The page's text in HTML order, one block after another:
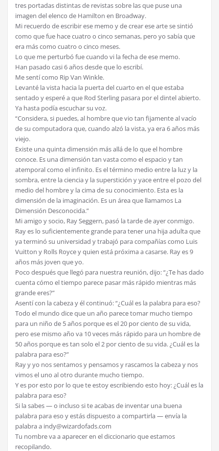
tres portadas distintas de revistas sobre las que puse una
imagen del elenco de Hamilton en Broadway.
Mi recuerdo de escribir ese memo y de crear ese arte se sintió
como que fue hace cuatro o cinco semanas, pero yo sabía que
era más como cuatro o cinco meses.
Lo que me perturbó fue cuando vi la fecha de ese memo.
Han pasado casi 6 años desde que lo escribí.
Me sentí como Rip Van Winkle.
Levanté la vista hacia la puerta del cuarto en el que estaba
sentado y esperé a que Rod Sterling pasara por el dintel abierto.
Ya hasta podía escuchar su voz.
“Considera, si puedes, al hombre que vio tan fijamente al vacío
de su computadora que, cuando alzó la vista, ya era 6 años más
viejo.
Existe una quinta dimensión más allá de lo que el hombre
conoce. Es una dimensión tan vasta como el espacio y tan
atemporal como el infinito. Es el término medio entre la luz y la
sombra, entre la ciencia y la superstición y yace entre el pozo del
medio del hombre y la cima de su conocimiento. Esta es la
dimensión de la imaginación. Es un área que llamamos La
Dimensión Desconocida.”
Mi amigo y socio, Ray Seggern, pasó la tarde de ayer conmigo.
Ray es lo suficientemente grande para tener una hija adulta que
ya terminó su universidad y trabajó para compañías como Luis
Vuitton y Rolls Royce y quien está próxima a casarse. Ray es 9
años más joven que yo.
Poco después que llegó para nuestra reunión, dijo: “¿Te has dado
cuenta cómo el tiempo parece pasar más rápido mientras más
grande eres?”
Asentí con la cabeza y él continuó: “¿Cuál es la palabra para eso?
Todo el mundo dice que un año parece tomar mucho tiempo
para un niño de 5 años porque es el 20 por ciento de su vida,
pero ese mismo año va 10 veces más rápido para un hombre de
50 años porque es tan solo el 2 por ciento de su vida. ¿Cuál es la
palabra para eso?”
Ray y yo nos sentamos y pensamos y rascamos la cabeza y nos
vimos el uno al otro durante mucho tiempo.
Y es por esto por lo que te estoy escribiendo esto hoy: ¿Cuál es la
palabra para eso?
Si la sabes — o incluso si te acabas de inventar una buena
palabra para eso y estás dispuesto a compartirla — envía la
palabra a indy@wizardofads.com
Tu nombre va a aparecer en el diccionario que estamos
recopilando.